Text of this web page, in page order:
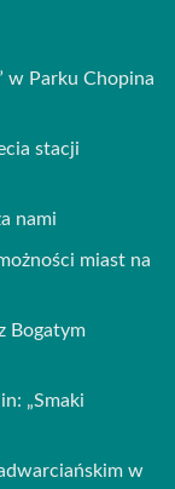
w Parku Chopina
stacji
nami
miast na
Bogatym
„Smaki
w